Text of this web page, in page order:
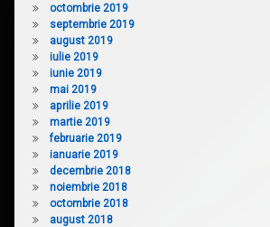
octombrie 2019
septembrie 2019
august 2019
iulie 2019
iunie 2019
mai 2019
aprilie 2019
martie 2019
februarie 2019
ianuarie 2019
decembrie 2018
noiembrie 2018
octombrie 2018
august 2018